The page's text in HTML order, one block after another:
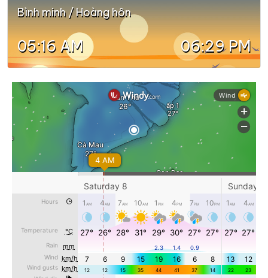
Bình minh / Hoàng hôn
05:16 AM 06:29 PM